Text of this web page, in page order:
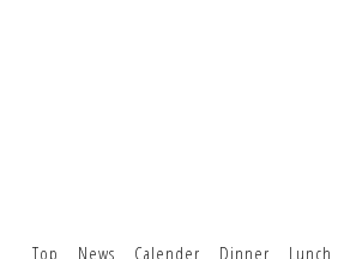
Top News Calender Dinner Lunch